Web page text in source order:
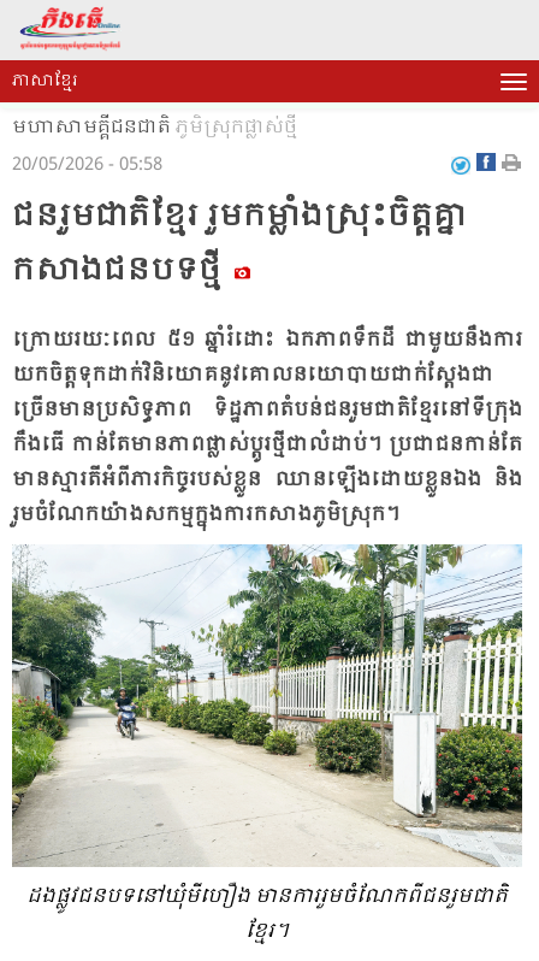
ភាសាខ្មែរ
មហាសាមគ្គីជនជាតិភូមិស្រុកផ្លាស់ថ្មី
20/05/2026 - 05:58
ជន​រួម​ជាតិ​ខ្មែរ រួម​កម្លាំង​ស្រុះ​ចិត្ត​គ្នា​
កសាង​ជន​បទ​ថ្មី​
ក្រោយ​រយៈ​ពេល ៥១ ឆ្នាំ​រំ​ដោះ​ ឯក​ភាព​ទឹក​ដី ជា​មួយ​នឹង​ការ​
យក​ចិត្ត​ទុក​ដាក់​វិនិយោគ​នូវ​គោល​នយោ​បាយ​ជាក់​ស្តែង​ជា​
ច្រើន​មាន​ប្រ​សិទ្ធ​ភាព ទិដ្ឋ​ភាព​តំ​បន់​ជន​រួម​ជាតិ​ខ្មែរ​នៅ​ទី​ក្រុង​
កឹង​ធើ កាន់​តែ​មាន​ភាព​ផ្លាស់​ប្តូរ​ថ្មី​ជា​លំ​ដាប់។ ប្រ​ជា​ជន​កាន់​តែ​
មាន​ស្មារតី​អំ​ពី​ភារ​កិច្ច​របស់​ខ្លួន ឈាន​ឡើង​ដោយ​ខ្លួន​ឯង និង​
រួម​ចំ​ណែក​យ៉ាង​សកម្ម​ក្នុង​កា​រក​សាង​ភូមិ​ស្រុក​។
ដង​ផ្លូវ​ជន​បទ​នៅ​ឃុំ​មី​ហឿង មាន​ការ​រួម​ចំ​ណែក​ពី​ជន​រួម​ជាតិ​
ខ្មែរ។